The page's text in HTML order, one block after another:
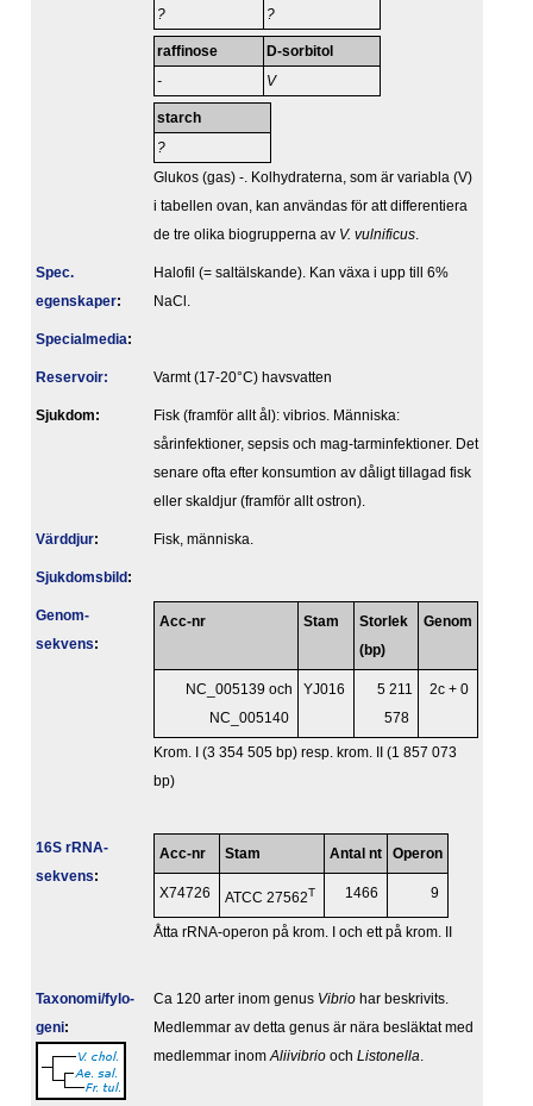
? ?
raffinose
-
D-sorbitol
V
starch
?
Glukos (gas) -. Kolhydraterna, som är variabla (V)
i tabellen ovan, kan användas för att differentiera
de tre olika biogrupperna av V. vulnificus
Spec.
egenskaper:
Halofil (= saltälskande). Kan växa i upp till 6%
NaCl.
Specialmedia:
Reservoir: Varmt (17-20°C) havsvatten
Sjukdom:
Fisk (framför allt ål): vibrios. Människa:
sårinfektioner, sepsis och mag-tarminfektioner. Det
senare ofta efter konsumtion av dåligt tillagad fisk
eller skaldjur (framför allt ostron).
Värddjur: Fisk, människa.
Sjukdomsbild :
Genom­
sekvens:
Acc-nr Stam
Storlek
(bp)
Genom
NC_005139 och
NC_005140
YJ016
5 211
578
2c + 0
Krom. I (3 354 505 bp) resp. krom. II (1 857 073
bp)
16S rRNA-
sekvens:
Acc-nr Stam Antal nt Operon
X74726 ATCC 27562T 1466 9
Åtta rRNA-operon på krom. I och ett på krom. II
Taxonomi/fylo­
geni:
Ca 120 arter inom genus Vibrio har beskrivits.
Medlemmar av detta genus är nära besläktat med
medlemmar inom Aliivibrio och Listonella